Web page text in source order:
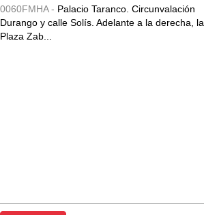
0060FMHA - Palacio Taranco. Circunvalación
Durango y calle Solís. Adelante a la derecha, la
Plaza Zab...